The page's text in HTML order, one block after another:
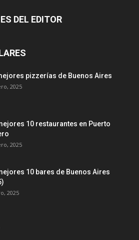
DEL EDITOR
pizzerías de Buenos Aires
2025
10 restaurantes en Puerto
2025
10 bares de Buenos Aires
2025